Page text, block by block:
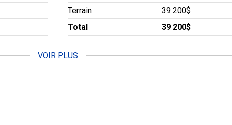
Terrain
39 200$
Total
39 200$
VOIR PLUS